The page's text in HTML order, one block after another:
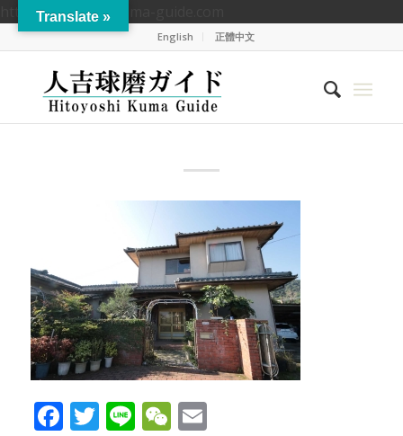
https://hitoyoshikuma-guide.com
English 正體中文
Facebook
Twitter
LineWeChat
Email
Translate »